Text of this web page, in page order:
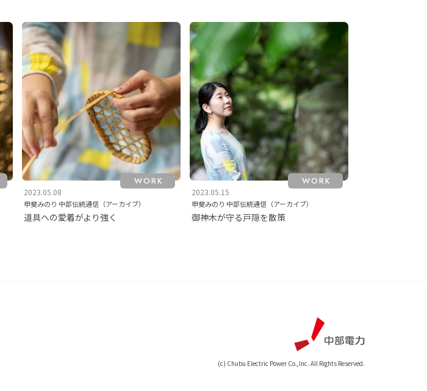
2023.05.08
WORK
甲斐みのり 中部伝統通信（アーカイブ）
道具への愛着がより強く
2023.05.15
WORK
甲斐みのり 中部伝統通信（アーカイブ）
御神木が守る戸隠を散策
(c) Chubu Electric Power Co.,Inc. All Rights Reserved.